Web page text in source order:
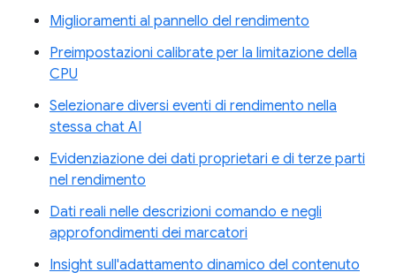
Miglioramenti al pannello del rendimento
Preimpostazioni calibrate per la limitazione della
CPU
Selezionare diversi eventi di rendimento nella
stessa chat AI
Evidenziazione dei dati proprietari e di terze parti
nel rendimento
Dati reali nelle descrizioni comando e negli
approfondimenti dei marcatori
Insight sull'adattamento dinamico del contenuto